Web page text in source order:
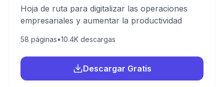
Hoja de ruta para digitalizar las operaciones
empresariales y aumentar la productividad
58 páginas•10.4K descargas
Descargar Gratis